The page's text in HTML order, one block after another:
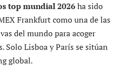
top mundial 2026ha sido
Frankfurt como una de las
del mundo para acoger
Solo Lisboa y París se sitúan
global.